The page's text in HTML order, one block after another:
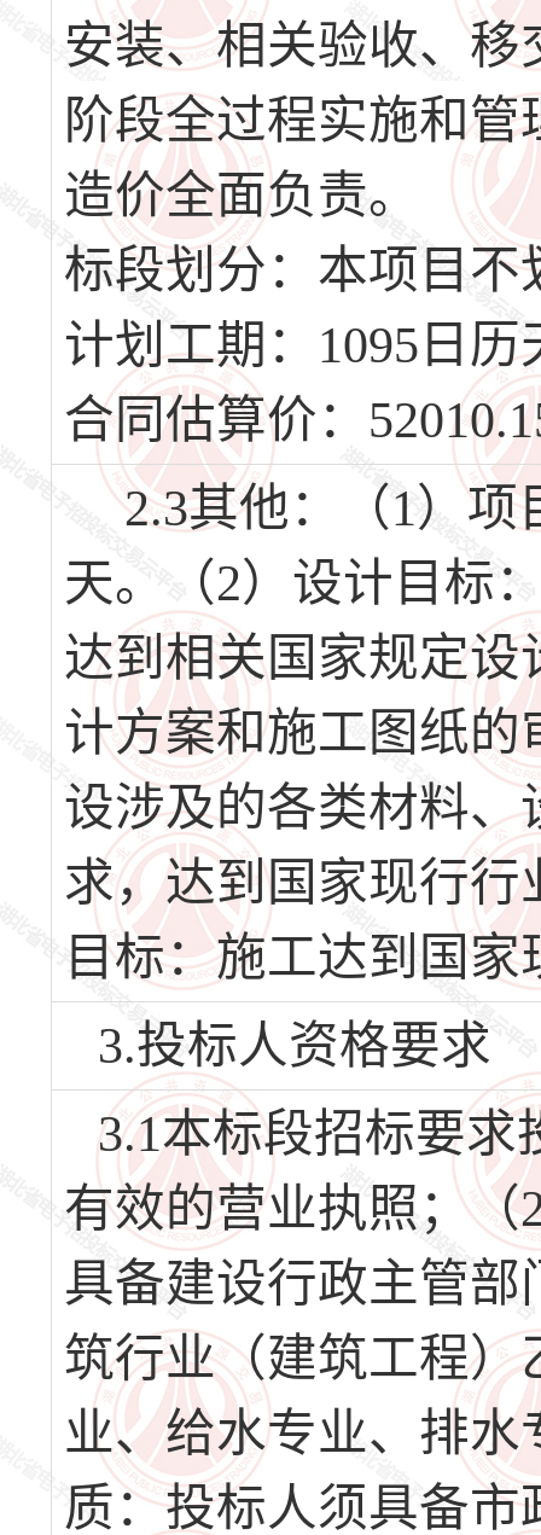
安装、相关验收、
阶段全过程实施和
造价全面负责。
标段划分：本项目不
计划工期：1095日历
合同估算价：
2.3其他：（1）项
天。（2）设计目标
达到相关国家规定
计方案和施工图纸
设涉及的各类材料
求，达到国家现行
目标：施工达到国
3.投标人资格要求
3.1本标段招标要求
有效的营业执照；
具备建设行政主管
筑行业（建筑工程
业、给水专业、排
质：投标人须具备